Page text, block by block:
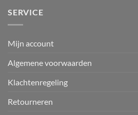
SERVICE
Mijn account
Algemene voorwaarden
Klachtenregeling
Retourneren